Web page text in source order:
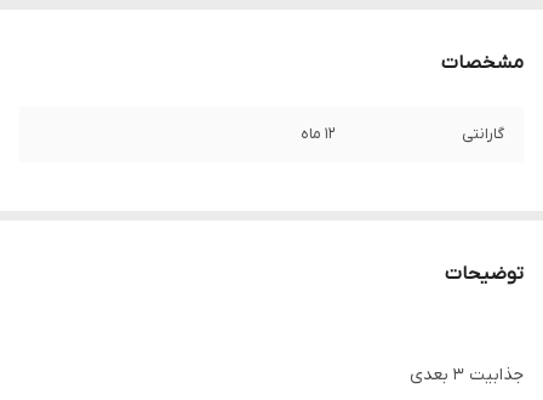
مشخصات
گارانتی 12 ماه
توضیحات
جذابیت ۳ بعدی